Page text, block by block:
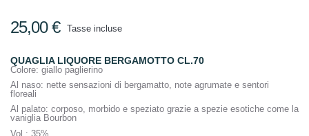
25,00 € Tasse incluse
QUAGLIA LIQUORE BERGAMOTTO CL.70
Colore: giallo paglierino
Al naso: nette sensazioni di bergamatto, note agrumate e sentori
floreali
Al palato: corposo, morbido e speziato grazie a spezie esotiche come la
vaniglia Bourbon
Vol .: 35%